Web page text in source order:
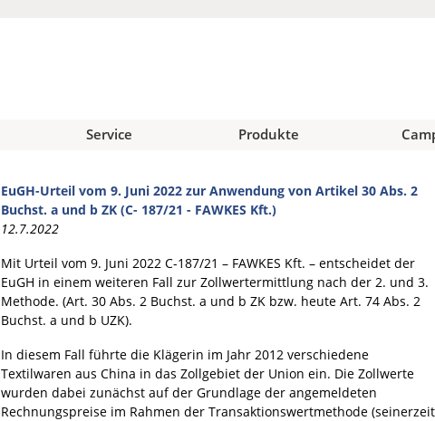
Service Produkte
EuGH-Urteil vom 9. Juni 2022 zur Anwendung von Artikel 30 Abs. 2
Buchst. a und b ZK (C- 187/21 - FAWKES Kft.)
12.7.2022
Mit Urteil vom 9. Juni 2022 C-187/21 – FAWKES Kft. – entscheidet der
EuGH in einem weiteren Fall zur Zollwertermittlung nach der 2. und 3.
Methode. (Art. 30 Abs. 2 Buchst. a und b ZK bzw. heute Art. 74 Abs. 2
Buchst. a und b UZK).
In diesem Fall führte die Klägerin im Jahr 2012 verschiedene
Textilwaren aus China in das Zollgebiet der Union ein. Die Zollwerte
wurden dabei zunächst auf der Grundlage der angemeldeten
Rechnungspreise im Rahmen der Transaktionswertmethode